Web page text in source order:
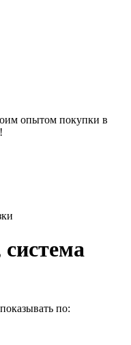
опытом покупки в
показывать по: